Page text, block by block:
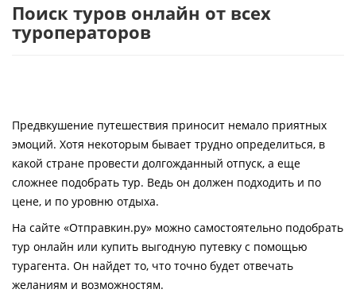
Горящие туры
Страны
Как купить
Контакты
Поиск туров онлайн от всех
туроператоров
Предвкушение путешествия приносит немало приятных
эмоций. Хотя некоторым бывает трудно определиться, в
какой стране провести долгожданный отпуск, а еще
сложнее подобрать тур. Ведь он должен подходить и по
цене, и по уровню отдыха.
На сайте «Отправкин.ру» можно самостоятельно подобрать
тур онлайн или купить выгодную путевку с помощью
турагента. Он найдет то, что точно будет отвечать
желаниям и возможностям.